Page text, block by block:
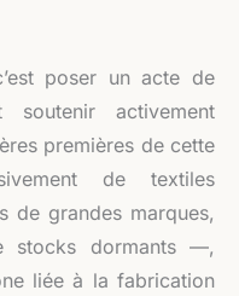
poser un acte de
soutenir activement
premières de cette
de textiles
de grandes marques,
stocks dormants —,
liée à la fabrication